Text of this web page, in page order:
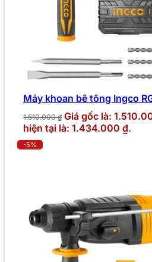
Máy khoan bê tông Ingco
1.510.000₫ Giá gốc là:
hiện tại là: 1.434.000 ₫.
-5%